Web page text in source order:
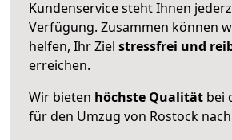
Kundenservice steht Ihnen
Verfügung. Zusammen können
helfen, Ihr Ziel stressfrei und
erreichen.
Wir bieten höchste Qualität bei
für den Umzug von Rostock